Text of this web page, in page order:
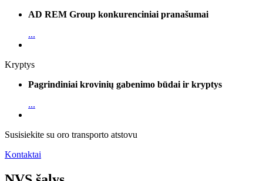
AD REM Group konkurenciniai pranašumai
...
Kryptys
Pagrindiniai krovinių gabenimo būdai ir kryptys
...
Susisiekite su oro transporto atstovu
Kontaktai